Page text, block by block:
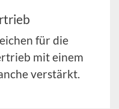
für die
mit einem
verstärkt.